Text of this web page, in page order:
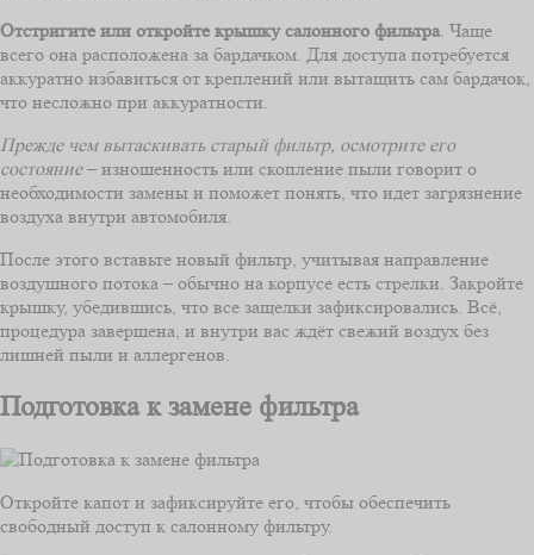
Отстригите или откройте крышку салонного фильтра. Чаще
всего она расположена за бардачком. Для доступа потребуется
аккуратно избавиться от креплений или вытащить сам бардачок,
что несложно при аккуратности.
Прежде чем вытаскивать старый фильтр, осмотрите его
состояние– изношенность или скопление пыли говорит о
необходимости замены и поможет понять, что идет загрязнение
воздуха внутри автомобиля.
После этого вставьте новый фильтр, учитывая направление
воздушного потока – обычно на корпусе есть стрелки. Закройте
крышку, убедившись, что все защелки зафиксировались. Всё,
процедура завершена, и внутри вас ждёт свежий воздух без
лишней пыли и аллергенов.
Подготовка к замене фильтра
Откройте капот и зафиксируйте его, чтобы обеспечить
свободный доступ к салонному фильтру.